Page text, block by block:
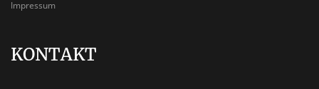
Impressum
KONTAKT